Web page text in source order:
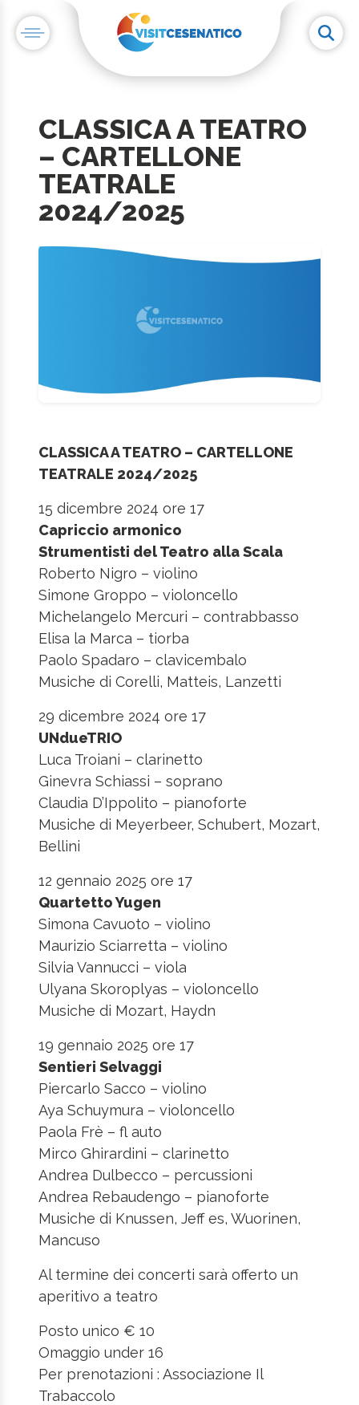
CLASSICA A TEATRO
– CARTELLONE
TEATRALE
2024/2025
CLASSICA A TEATRO – CARTELLONE
TEATRALE 2024/2025
15 dicembre 2024 ore 17
Capriccio armonico
Strumentisti del Teatro alla Scala
Roberto Nigro – violino
Simone Groppo – violoncello
Michelangelo Mercuri – contrabbasso
Elisa la Marca – tiorba
Paolo Spadaro – clavicembalo
Musiche di Corelli, Matteis, Lanzetti
29 dicembre 2024 ore 17
UNdueTRIO
Luca Troiani – clarinetto
Ginevra Schiassi – soprano
Claudia D’Ippolito – pianoforte
Musiche di Meyerbeer, Schubert, Mozart,
Bellini
12 gennaio 2025 ore 17
Quartetto Yugen
Simona Cavuoto – violino
Maurizio Sciarretta – violino
Silvia Vannucci – viola
Ulyana Skoroplyas – violoncello
Musiche di Mozart, Haydn
19 gennaio 2025 ore 17
Sentieri Selvaggi
Piercarlo Sacco – violino
Aya Schuymura – violoncello
Paola Frè – fl auto
Mirco Ghirardini – clarinetto
Andrea Dulbecco – percussioni
Andrea Rebaudengo – pianoforte
Musiche di Knussen, Jeff es, Wuorinen,
Mancuso
Al termine dei concerti sarà offerto un
aperitivo a teatro
Posto unico € 10
Omaggio under 16
Per prenotazioni : Associazione Il
Trabaccolo